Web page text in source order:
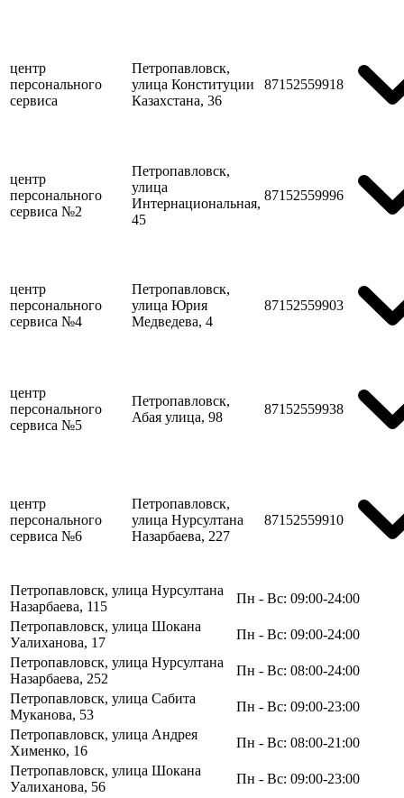
центр
персонального
сервиса
Петропавловск,
улица Конституции
Казахстана, 36
87152559918
центр
персонального
сервиса №2
Петропавловск,
улица
Интернациональная,
45
87152559996
центр
персонального
сервиса №4
Петропавловск,
улица Юрия
Медведева, 4
87152559903
центр
персонального
сервиса №5
Петропавловск,
Абая улица, 98
87152559938
центр
персонального
сервиса №6
Петропавловск,
улица Нурсултана
Назарбаева, 227
87152559910
Петропавловск, улица Нурсултана
Назарбаева, 115
Пн - Вс: 09:00-24:00
Петропавловск, улица Шокана
Уалиханова, 17
Пн - Вс: 09:00-24:00
Петропавловск, улица Нурсултана
Назарбаева, 252
Пн - Вс: 08:00-24:00
Петропавловск, улица Сабита
Муканова, 53
Пн - Вс: 09:00-23:00
Петропавловск, улица Андрея
Хименко, 16
Пн - Вс: 08:00-21:00
Петропавловск, улица Шокана
Уалиханова, 56
Пн - Вс: 09:00-23:00